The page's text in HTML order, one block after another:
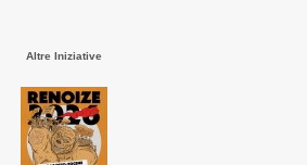
Altre Iniziative